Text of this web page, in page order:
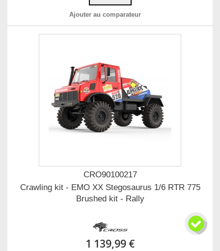
Ajouter au comparateur
CRO90100217
Crawling kit - EMO XX Stegosaurus 1/6 RTR 775
Brushed kit - Rally
1 139,99 €